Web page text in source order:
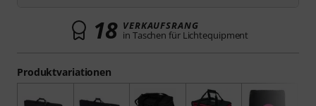
Produktvariationen
18 VERKAUFSRANG
in Taschen für Lichtequipment